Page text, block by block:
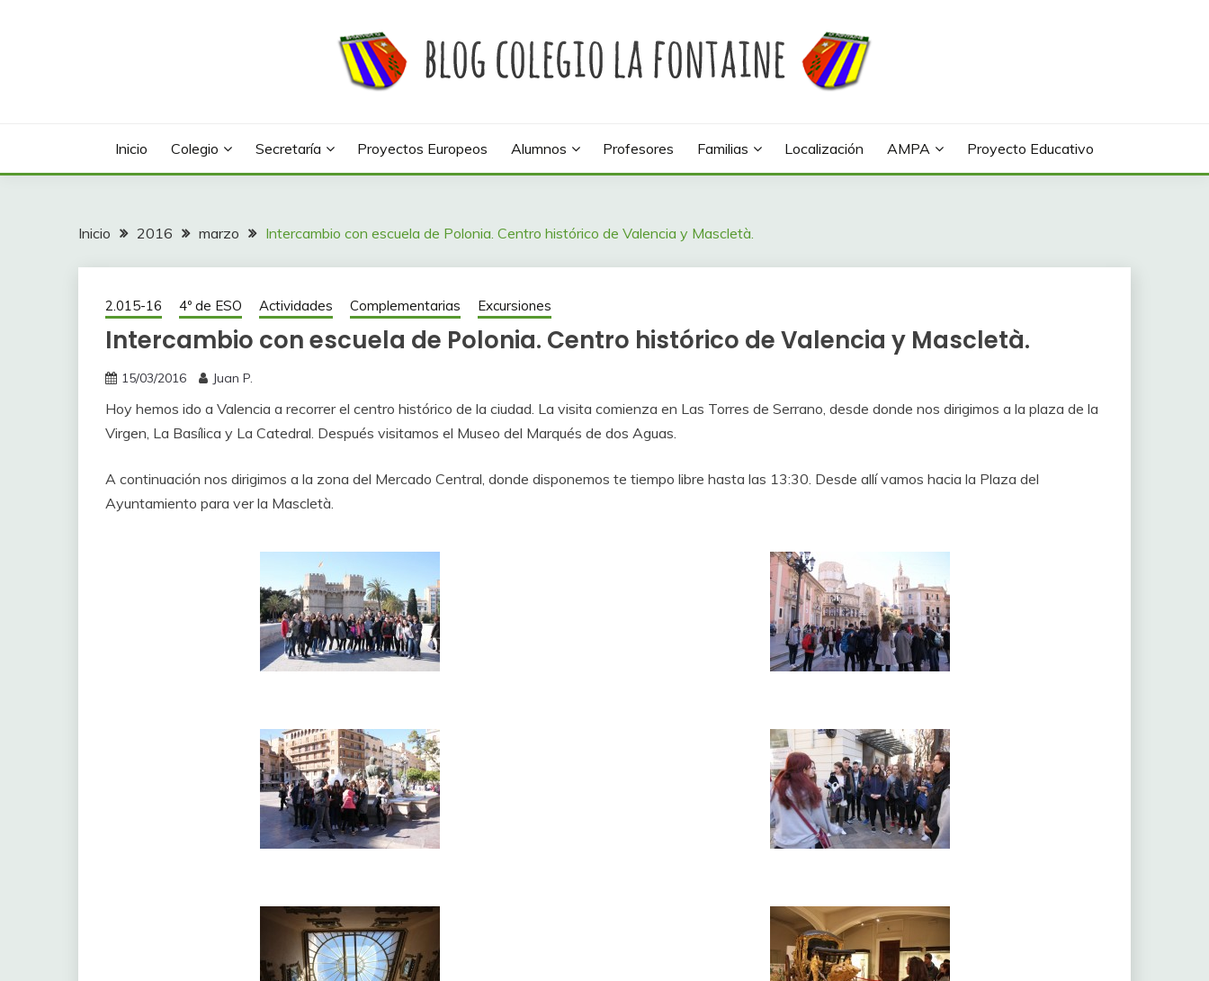
Inicio Colegio Secretaría Proyectos Europeos Alumnos Profesores Familias Localización AMPA Proyecto Educativo
Inicio 2016 marzo Intercambio con escuela de Polonia. Centro histórico de Valencia y Mascletà.
2.015-16 4º de ESO Actividades Complementarias Excursiones
Intercambio con escuela de Polonia. Centro histórico de Valencia y Mascletà.
15/03/2016 Juan P.
Hoy hemos ido a Valencia a recorrer el centro histórico de la ciudad. La visita comienza en Las Torres de Serrano, desde donde nos dirigimos a la plaza de la
Virgen, La Basílica y La Catedral. Después visitamos el Museo del Marqués de dos Aguas.
A continuación nos dirigimos a la zona del Mercado Central, donde disponemos te tiempo libre hasta las 13:30. Desde allí vamos hacia la Plaza del
Ayuntamiento para ver la Mascletà.